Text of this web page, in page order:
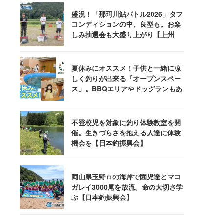
盛況！「那珂川鮎バトル2026」タフ
コンディションの中、良型も。お楽
しみ抽選会も大盛り上がり【上州
夏休みにオススメ！子供と一緒に涼
しく釣りが出来る「オープンスペー
ス」。BBQエリアやドッグランもあ
不登校児を対象に釣り体験教室を開
催。生きづらさを抱える人達に体験
機会を【日本釣振興会】
岡山県玉野市の海岸で園児達とマコ
ガレイ3000尾を放流。命の大切さ学
ぶ【日本釣振興会】